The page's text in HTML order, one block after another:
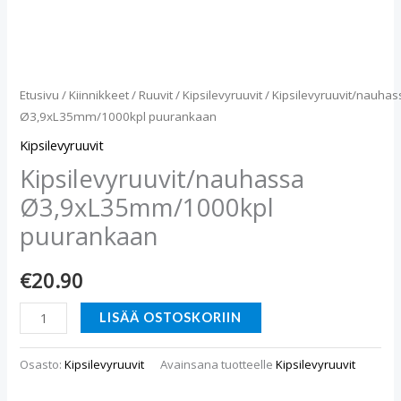
Etusivu / Kiinnikkeet/ Ruuvit/ Kipsilevyruuvit/ Kipsilevyruuvit/
Ø3,9xL35mm/1000kpl puurankaan
Kipsilevyruuvit
Kipsilevyruuvit/nauhassa
Ø3,9xL35mm/1000kpl
puurankaan
€20.90
LISÄÄ OSTOSKORIIN
Osasto:Kipsilevyruuvit Avainsana tuotteelleKipsilevyruuvit